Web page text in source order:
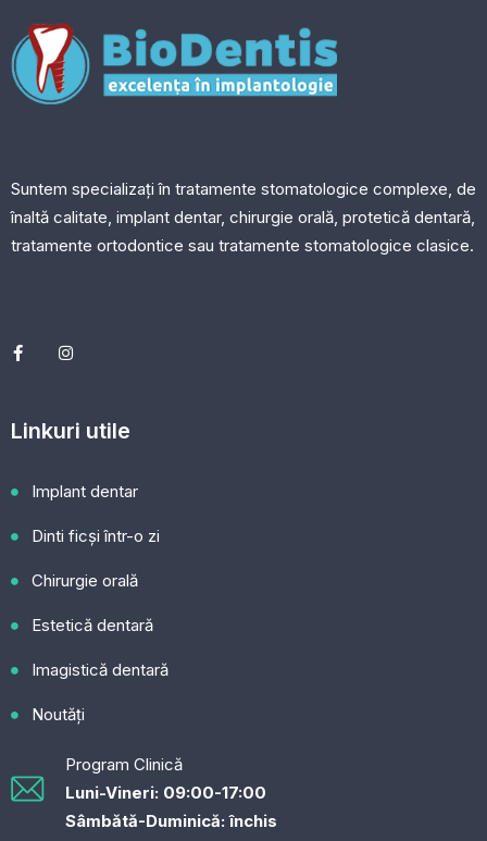
Suntem specializați în tratamente stomatologice complexe, de
înaltă calitate, implant dentar, chirurgie orală, protetică dentară,
tratamente ortodontice sau tratamente stomatologice clasice.
Linkuri utile
Implant dentar
Dinti ficși într-o zi
Chirurgie orală
Estetică dentară
Imagistică dentară
Noutăți
Program Clinică​
Luni-Vineri: 09:00-17:00
Sâmbătă-Duminică: închis